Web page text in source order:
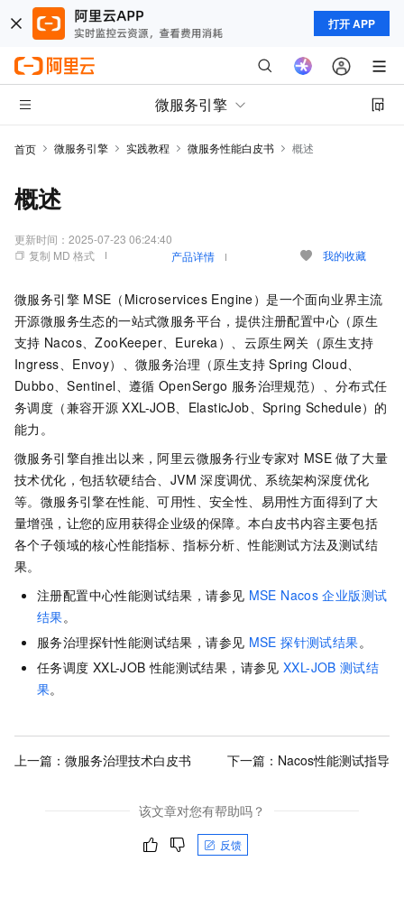
打开 APP
微服务引擎
首页 微服务引擎 实践教程 微服务性能白皮书 概述
概述
更新时间： 2025-07-23 06:24:40
复制 MD 格式
产品详情 我的收藏
微服务引擎 MSE（Microservices Engine）是一个面向业界主流
开源微服务生态的一站式微服务平台，提供注册配置中心（原生
支持 Nacos、ZooKeeper、Eureka）、云原生网关（原生支持
Ingress、Envoy）、微服务治理（原生支持 Spring Cloud、
Dubbo、Sentinel、遵循 OpenSergo 服务治理规范）、分布式任
务调度（兼容开源 XXL-JOB、ElasticJob、Spring Schedule）的
能力。
微服务引擎自推出以来，阿里云微服务行业专家对 MSE 做了大量
技术优化，包括软硬结合、JVM 深度调优、系统架构深度优化
等。微服务引擎在性能、可用性、安全性、易用性方面得到了大
量增强，让您的应用获得企业级的保障。本白皮书内容主要包括
各个子领域的核心性能指标、指标分析、性能测试方法及测试结
果。
注册配置中心性能测试结果，请参见 MSE Nacos 企业版测试
结果。
服务治理探针性能测试结果，请参见 MSE 探针测试结果。
任务调度 XXL-JOB 性能测试结果，请参见 XXL-JOB 测试结
果。
上一篇： 微服务治理技术白皮书 下一篇： Nacos性能测试指导
该文章对您有帮助吗？
反馈